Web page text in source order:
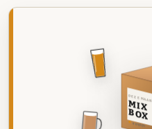
DEZE
MIX
BOX
8 BIEREN